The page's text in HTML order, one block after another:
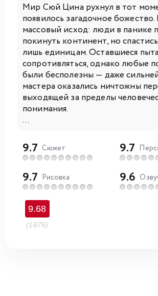
Мир Сюй Цина рухнул в тот
появилось загадочное божество.
массовый исход: люди в панике
покинуть континент, но
лишь единицам. Оставшиеся
сопротивляться, однако любые
были бесполезны — даже
мастера оказались ничтожны
выходящей за пределы
понимания.
...
9.7 Сюжет 9.7
9.7 Рисовка 9.6
9.68
(1876)